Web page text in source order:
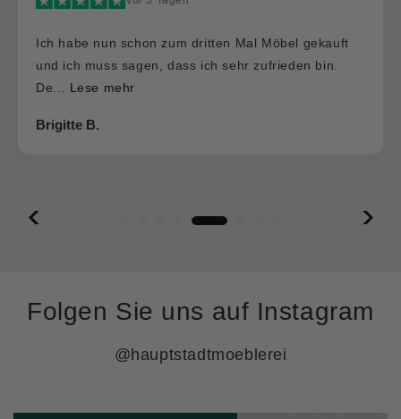
bin.
Dass es so was wie die „Hauptstadt
gibt…. Gute Qualität, gute Preise und ein
Folgen Sie uns auf Instagram
@hauptstadtmoeblerei